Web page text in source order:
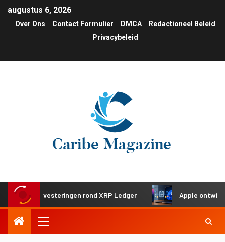
augustus 6, 2026
Over Ons Contact Formulier DMCA
Redactioneel Beleid
Privacybeleid
investeringen rond XRP Ledger Apple ontwikkelt